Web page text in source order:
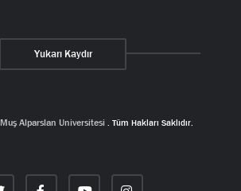
Yukarı Kaydır
Muş Alparslan Universitesi . Tüm Hakları Saklıdır.